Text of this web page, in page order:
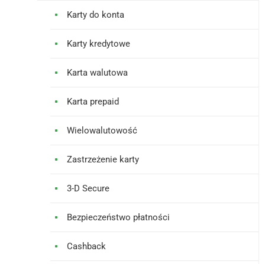
Karty do konta
Karty kredytowe
Karta walutowa
Karta prepaid
Wielowalutowość
Zastrzeżenie karty
3-D Secure
Bezpieczeństwo płatności
Cashback